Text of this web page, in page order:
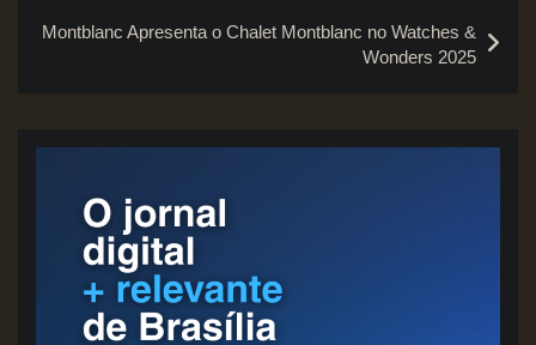
Montblanc Apresenta o Chalet Montblanc no Watches &
Wonders 2025